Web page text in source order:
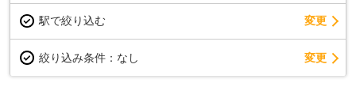
駅で絞り込む 変更
絞り込み条件： なし 変更